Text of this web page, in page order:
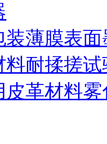
装薄膜表
料耐揉搓
皮革材料